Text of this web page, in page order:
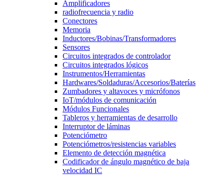
Amplificadores
radiofrecuencia y radio
Conectores
Memoria
Inductores/Bobinas/Transformadores
Sensores
Circuitos integrados de controlador
Circuitos integrados lógicos
Instrumentos/Herramientas
Hardwares/Soldaduras/Accesorios/Baterías
Zumbadores y altavoces y micrófonos
IoT/módulos de comunicación
Módulos Funcionales
Tableros y herramientas de desarrollo
Interruptor de láminas
Potenciómetro
Potenciómetros/resistencias variables
Elemento de detección magnética
Codificador de ángulo magnético de baja
velocidad IC